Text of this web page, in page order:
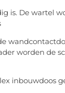
is. De wartel
worden de
inbouwdoos